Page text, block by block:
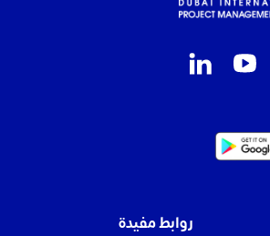
روابط مفيدة